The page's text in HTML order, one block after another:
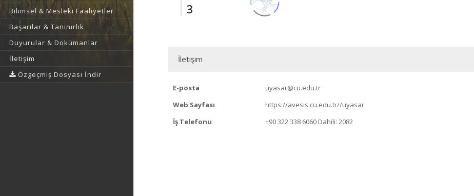
Bilimsel & Mesleki Faaliyetler
Başarılar & Tanınırlık
Duyurular & Dokümanlar
İletişim
Özgeçmiş Dosyası İndir
3
İletişim
E-posta
uyasar@cu.edu.tr
Web Sayfası
https://avesis.cu.edu.tr//uyasar
İş Telefonu
+90 322 338 6060 Dahili: 2082